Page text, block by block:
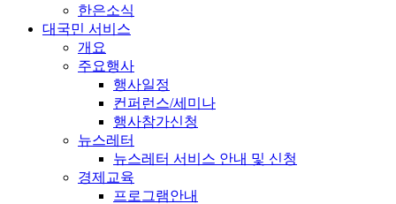
한은소식
대국민 서비스
개요
주요행사
행사일정
컨퍼런스/세미나
행사참가신청
뉴스레터
뉴스레터 서비스 안내 및 신청
경제교육
프로그램안내